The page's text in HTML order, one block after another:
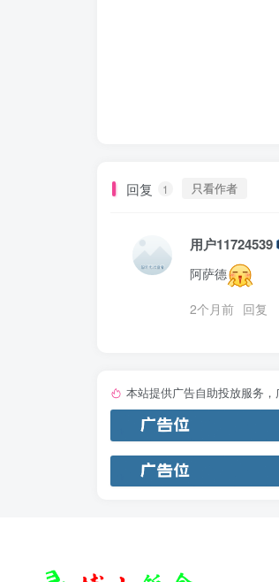
回复 1 只看作者
用户11724539
阿萨德
2个月前 回复
本站提供广告自助投放服务，